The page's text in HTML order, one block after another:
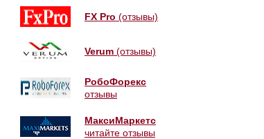
FX Pro (отзывы)
Verum (отзывы)
РобоФорекс
отзывы
МаксиМаркетс
читайте отзывы